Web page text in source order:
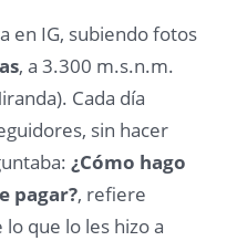
en IG, subiendo fotos
, a 3.300 m.s.n.m.
Cada día
sin hacer
¿Cómo hago
pagar?, refiere
que lo les hizo a